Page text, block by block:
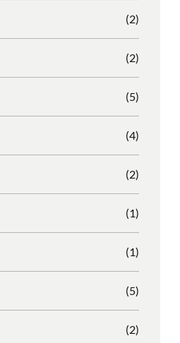
(2)
(2)
(5)
(4)
(2)
(1)
(1)
(5)
(2)